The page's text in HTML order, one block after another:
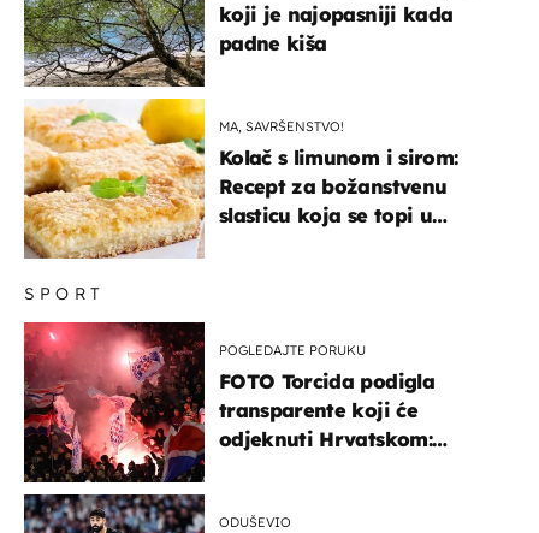
SPORT
POGLEDAJTE PORUKU
FOTO Torcida podigla
transparente koji će
odjeknuti Hrvatskom:
ODUŠEVIO
koji je najopasniji kada
padne kiša
MA, SAVRŠENSTVO!
Kolač s limunom i sirom:
Recept za božanstvenu
slasticu koja se topi u